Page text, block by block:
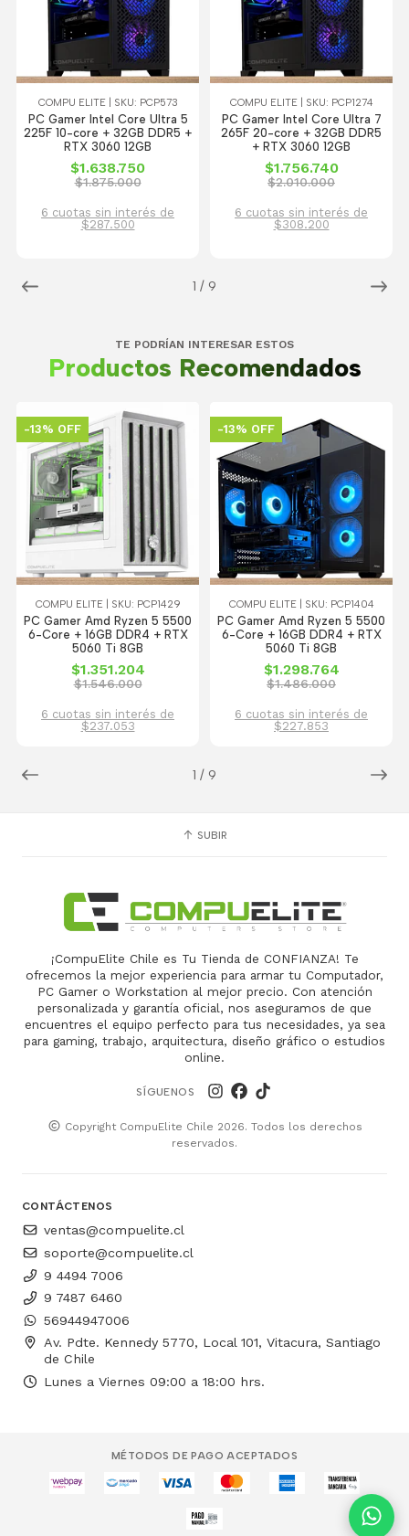
1 / 9
COMPU ELITE | SKU: PCP573
PC Gamer Intel Core Ultra 5
225F 10-core + 32GB DDR5 +
RTX 3060 12GB
$1.638.750
$1.875.000
6 cuotas sin interés de
$287.500
COMPU ELITE | SKU: PCP1274
PC Gamer Intel Core Ultra 7
265F 20-core + 32GB DDR5
+ RTX 3060 12GB
$1.756.740
$2.010.000
6 cuotas sin interés de
$308.200
TE PODRÍAN INTERESAR ESTOS
Productos Recomendados
1 / 9
-13% OFF
COMPU ELITE | SKU: PCP1429
PC Gamer Amd Ryzen 5 5500
6-Core + 16GB DDR4 + RTX
5060 Ti 8GB
$1.351.204
$1.546.000
6 cuotas sin interés de
$237.053
-13% OFF
COMPU ELITE | SKU: PCP1404
PC Gamer Amd Ryzen 5 5500
6-Core + 16GB DDR4 + RTX
5060 Ti 8GB
$1.298.764
$1.486.000
6 cuotas sin interés de
$227.853
SUBIR
¡CompuElite Chile es Tu Tienda de CONFIANZA! Te
ofrecemos la mejor experiencia para armar tu Computador,
PC Gamer o Workstation al mejor precio. Con atención
personalizada y garantía oficial, nos aseguramos de que
encuentres el equipo perfecto para tus necesidades, ya sea
para gaming, trabajo, arquitectura, diseño gráfico o estudios
online.
SÍGUENOS
Copyright CompuElite Chile 2026. Todos los derechos
reservados.
CONTÁCTENOS
ventas@compuelite.cl
soporte@compuelite.cl
9 4494 7006
9 7487 6460
56944947006
Av. Pdte. Kennedy 5770, Local 101, Vitacura, Santiago
de Chile
Lunes a Viernes 09:00 a 18:00 hrs.
MÉTODOS DE PAGO ACEPTADOS